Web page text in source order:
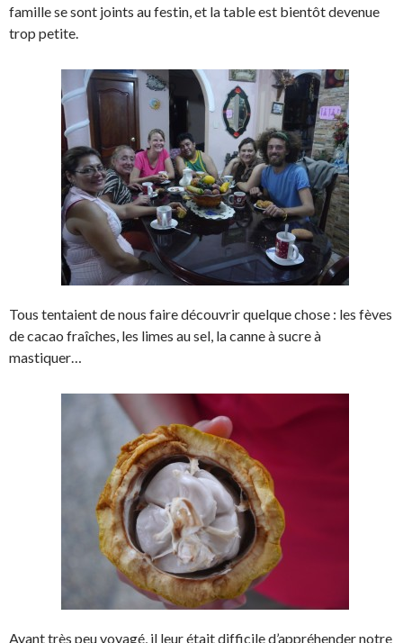
famille se sont joints au festin, et la table est bientôt devenue
trop petite.
Tous tentaient de nous faire découvrir quelque chose : les fèves
de cacao fraîches, les limes au sel, la canne à sucre à
mastiquer…
Ayant très peu voyagé, il leur était difficile d’appréhender notre